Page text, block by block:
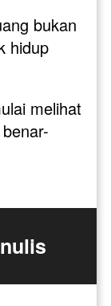
bukan
hidup
melihat